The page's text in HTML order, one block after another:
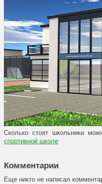
Сколько стоят школьники
спортивной школе
Комментарии
Еще никто не написал